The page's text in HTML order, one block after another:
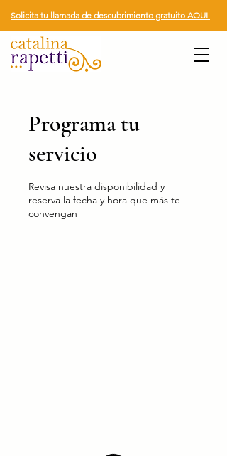
Solicita tu llamada de descubrimiento gratuito AQUI
Programa tu
servicio
Revisa nuestra disponibilidad y
reserva la fecha y hora que más te
convengan